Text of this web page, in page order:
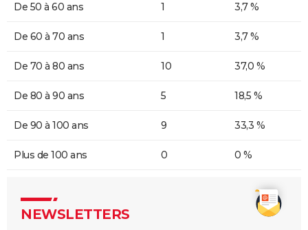
De 50 à 60 ans 1 3,7 %
De 60 à 70 ans 1 3,7 %
De 70 à 80 ans 10 37,0 %
De 80 à 90 ans 5 18,5 %
De 90 à 100 ans 9 33,3 %
Plus de 100 ans 0 0 %
NEWSLETTERS